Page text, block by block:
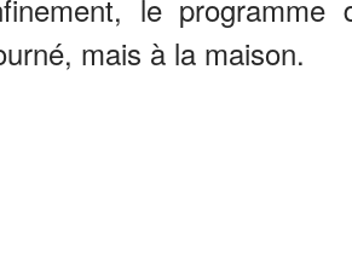
le
mais à la maison.